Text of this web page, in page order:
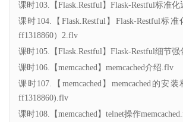
课时103.【Flask.Restful】Flask-Restful标准
课时104.【Flask.Restful】Flask-Restful标
ff1318860）2.flv
课时105.【Flask.Restful】Flask-Restful细节
课时106.【memcached】memcached介绍.flv
课时107.【memcached】memcached的安
ff1318860).flv
课时108.【memcached】telnet操作